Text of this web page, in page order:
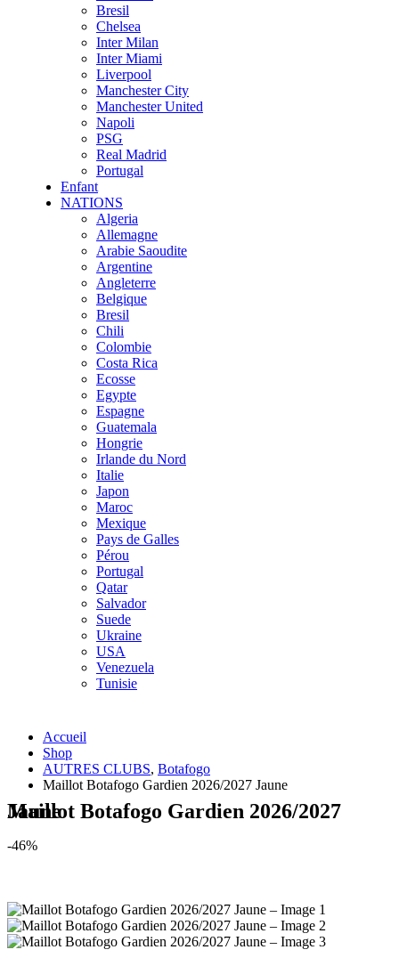
Bresil
Chelsea
Inter Milan
Inter Miami
Liverpool
Manchester City
Manchester United
Napoli
PSG
Real Madrid
Portugal
Enfant
NATIONS
Algeria
Allemagne
Arabie Saoudite
Argentine
Angleterre
Belgique
Bresil
Chili
Colombie
Costa Rica
Ecosse
Egypte
Espagne
Guatemala
Hongrie
Irlande du Nord
Italie
Japon
Maroc
Mexique
Pays de Galles
Pérou
Portugal
Qatar
Salvador
Suede
Ukraine
USA
Venezuela
Tunisie
Accueil
Shop
AUTRES CLUBS, Botafogo
Maillot Botafogo Gardien 2026/2027 Jaune
Maillot Botafogo Gardien 2026/2027 Jaune
-46%